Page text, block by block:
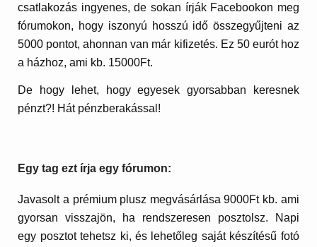
csatlakozás ingyenes, de sokan írják Facebookon meg
fórumokon, hogy iszonyú hosszú idő összegyűjteni az
5000 pontot, ahonnan van már kifizetés. Ez 50 eurót hoz
a házhoz, ami kb. 15000Ft.
De hogy lehet, hogy egyesek gyorsabban keresnek
pénzt?! Hát pénzberakással!
Egy tag ezt írja egy fórumon:
Javasolt a prémium plusz megvásárlása 9000Ft kb. ami
gyorsan visszajön, ha rendszeresen posztolsz. Napi
egy posztot tehetsz ki, és lehetőleg saját készítésű fotó